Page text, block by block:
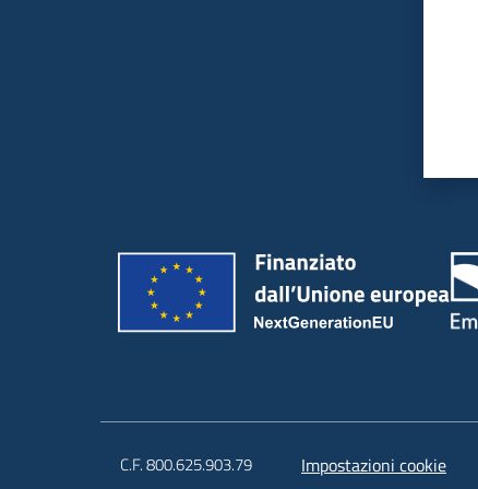
C.F. 800.625.903.79 Impostazioni cookie